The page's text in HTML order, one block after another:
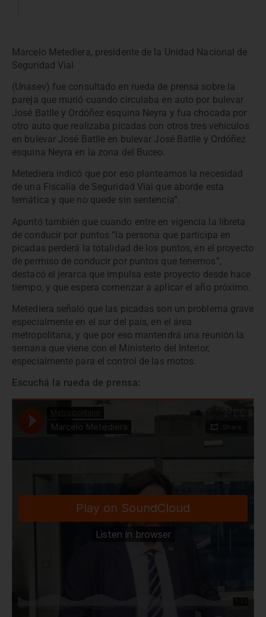
Marcelo Metediera, presidente de la Unidad Nacional de
Seguridad Vial
(Unasev) fue consultado en rueda de prensa sobre la
pareja que murió cuando circulaba en auto por bulevar
José Batlle y Ordóñez esquina Neyra y fua chocada por
otro auto que realizaba picadas con otros tres vehículos
en bulevar José Batlle en bulevar José Batlle y Ordóñez
esquina Neyra en la zona del Buceo.
Metediera indicó que por eso planteamos la necesidad
de una Fiscalía de Seguridad Vial que aborde esta
temática y que no quede sin sentencia”.
Apuntó también que cuando entre en vigencia la libreta
de conducir por puntos “la persona que participa en
picadas perderá la totalidad de los puntos, en el proyecto
de permiso de conducir por puntos que tenemos”,
destacó el jerarca que impulsa este proyecto desde hace
tiempo, y que espera comenzar a aplicar el año próximo.
Metediera señaló que las picadas son un problema grave
especialmente en el sur del país, en el área
metropolitana, y que por eso mantendrá una reunión la
semana que viene con el Ministerio del Interior,
especialmente para el control de las motos.
Escuchá la rueda de prensa: